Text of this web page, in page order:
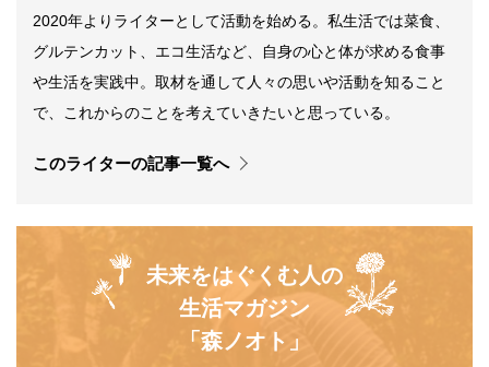
2020年よりライターとして活動を始める。私生活では菜食、
グルテンカット、エコ生活など、自身の心と体が求める食事
や生活を実践中。取材を通して人々の思いや活動を知ること
で、これからのことを考えていきたいと思っている。
このライターの記事一覧へ
未来をはぐくむ人の
生活マガジン
「森ノオト」